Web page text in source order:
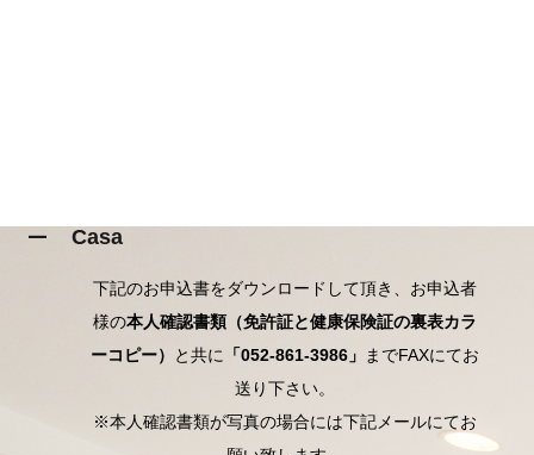
A Casa
下記のお申込書をダウンロードして頂き、お申込者
様の本人確認書類（免許証と健康保険証の裏表カラ
ーコピー）
と共に 「052-861-3986」
までFAXにてお
送り下さい。
※本人確認書類が写真の場合には下記メールにてお